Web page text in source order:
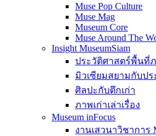
Muse Pop Culture
Muse Mag
Museum Core
Muse Around The
Insight MuseumSiam
ประวัติศาสตร์พื้นที่
มิวเซียมสยามกับป
ศิลปะกับตึกเก่า
ภาพเก่าเล่าเรื่อง
Museum inFocus
งานเสวนาวิชาการ